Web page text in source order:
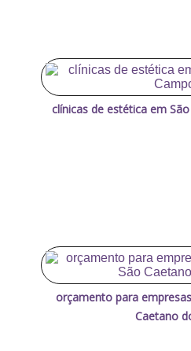
clínicas de estética em
orçamento para
Caetano